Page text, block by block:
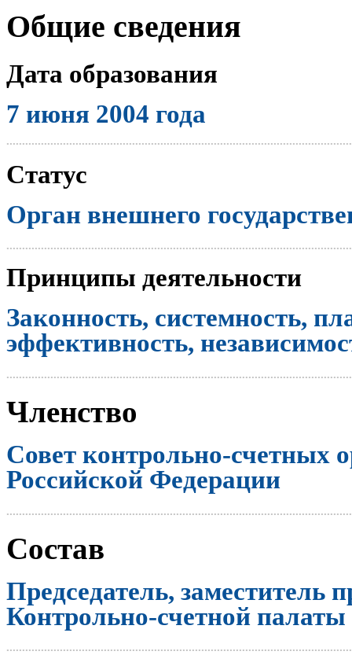
Общие сведения
Дата образования
7 июня 2004 года
Статус
Орган внешнего
Принципы деятельности
Законность, системность,
эффективность,
Членство
Совет контрольно-счетных
Российской Федерации
Состав
Председатель, заместитель
Контрольно-счетной палаты